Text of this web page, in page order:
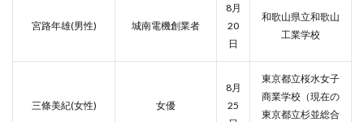
宮路年雄(男性) 城南電機創業者
8月
20
日
和歌山県立和歌山
工業学校
三條美紀(女性) 女優
8月
25
東京都立桜水女子
商業学校（現在の
東京都立杉並総合